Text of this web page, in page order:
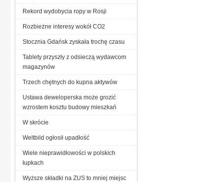
Rekord wydobycia ropy w Rosji
Rozbieżne interesy wokół CO2
Stocznia Gdańsk zyskała trochę czasu
Tablety przyszły z odsieczą wydawcom
magazynów
Trzech chętnych do kupna aktywów
Ustawa deweloperska może grozić
wzrostem kosztu budowy mieszkań
W skrócie
Weltbild ogłosił upadłość
Wiele nieprawidłowości w polskich
łupkach
Wyższe składki na ZUS to mniej miejsc